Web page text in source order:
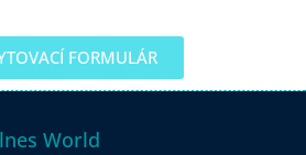
FORMULÁR
World